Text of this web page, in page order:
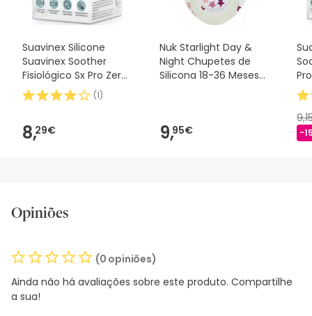
Suavinex Silicone
Suavinex Soother
Fisiológico Sx Pro Zero
2m 1 peça
(1)
8,29€
Nuk Starlight Day &
Night Chupetes de
Silicona 18-36 Meses
9,95€ -
Opiniões
(0 opiniões)
Ainda não há avaliações sobre este produto. Compartilhe
a sua!